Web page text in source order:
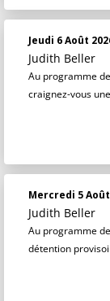
Jeudi 6 Août
Judith Beller
Au programme
craignez-vous
Mercredi 5 Août
Judith Beller
Au programme
détention